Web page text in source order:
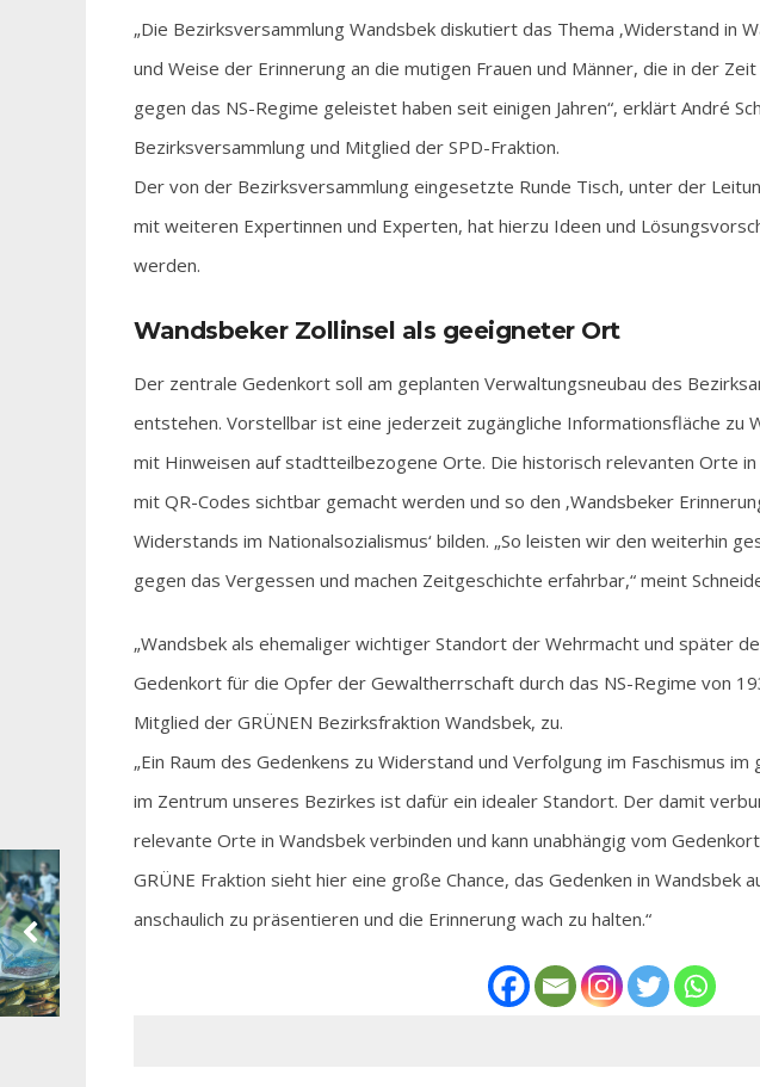
„Die Bezirksversammlung Wandsbek diskutiert das Thema ‚Widerstand in
und Weise der Erinnerung an die mutigen Frauen und Männer, die in der
gegen das NS-Regime geleistet haben seit einigen Jahren“, erklärt André
Bezirksversammlung und Mitglied der SPD-Fraktion.
Der von der Bezirksversammlung eingesetzte Runde Tisch, unter der
mit weiteren Expertinnen und Experten, hat hierzu Ideen und
werden.
Wandsbeker Zollinsel als geeigneter Ort
Der zentrale Gedenkort soll am geplanten Verwaltungsneubau des
entstehen. Vorstellbar ist eine jederzeit zugängliche Informationsfläche zu
mit Hinweisen auf stadtteilbezogene Orte. Die historisch relevanten Orte
mit QR-Codes sichtbar gemacht werden und so den ‚Wandsbeker
Widerstands im Nationalsozialismus‘ bilden. „So leisten wir den weiterhin
gegen das Vergessen und machen Zeitgeschichte erfahrbar,“ meint
„Wandsbek als ehemaliger wichtiger Standort der Wehrmacht und später
Gedenkort für die Opfer der Gewaltherrschaft durch das NS-Regime von
Mitglied der GRÜNEN Bezirksfraktion Wandsbek, zu.
„Ein Raum des Gedenkens zu Widerstand und Verfolgung im Faschismus
im Zentrum unseres Bezirkes ist dafür ein idealer Standort. Der damit
relevante Orte in Wandsbek verbinden und kann unabhängig vom
GRÜNE Fraktion sieht hier eine große Chance, das Gedenken in Wandsbek
anschaulich zu präsentieren und die Erinnerung wach zu halten.“